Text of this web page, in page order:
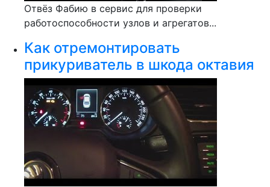
Отвёз Фабию в сервис для проверки
работоспособности узлов и агрегатов...
Как отремонтировать
прикуриватель в шкода октавия